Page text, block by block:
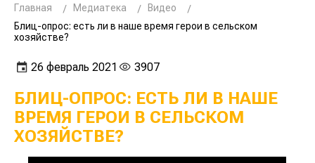
Главная Медиатека
Видео
Блиц-опрос: есть ли в наше время герои в сельском
хозяйстве?
26 февраль 2021 3907
БЛИЦ-ОПРОС: ЕСТЬ ЛИ В НАШЕ
ВРЕМЯ ГЕРОИ В СЕЛЬСКОМ
ХОЗЯЙСТВЕ?